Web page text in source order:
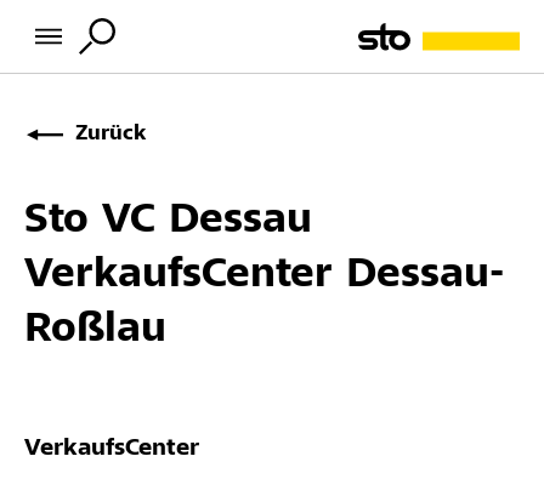
Zurück
Sto VC Dessau
VerkaufsCenter Dessau-
Roßlau
VerkaufsCenter